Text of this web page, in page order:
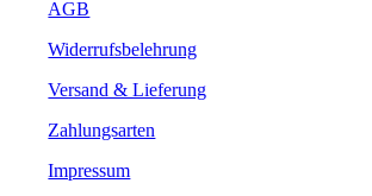
AGB
Widerrufsbelehrung
Versand & Lieferung
Zahlungsarten
Impressum